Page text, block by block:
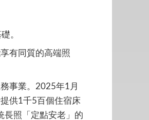
。
有同質的高端照
事業。2025年1月
供1千5百個住宿床
長照「定點安老」的